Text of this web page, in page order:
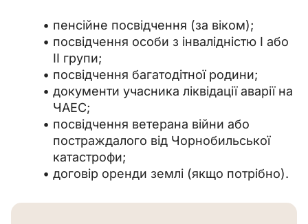
пенсійне посвідчення (за віком);
посвідчення особи з інвалідністю І або
ІІ групи;
посвідчення багатодітної родини;
документи учасника ліквідації аварії на
ЧАЕС;
посвідчення ветерана війни або
постраждалого від Чорнобильської
катастрофи;
договір оренди землі (якщо потрібно).